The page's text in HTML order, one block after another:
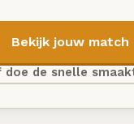
Bekijk jouw match
doe de snelle